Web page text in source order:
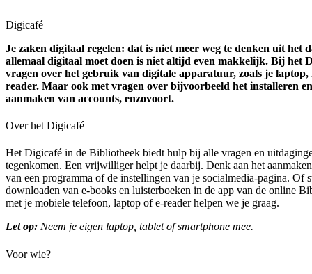
Digicafé
Je zaken digitaal regelen: dat is niet meer weg te denken uit het
allemaal digitaal moet doen is niet altijd even makkelijk. Bij het
vragen over het gebruik van digitale apparatuur, zoals je laptop,
reader. Maar ook met vragen over bijvoorbeeld het installeren
aanmaken van accounts, enzovoort.
Over het Digicafé
Het Digicafé in de Bibliotheek biedt hulp bij alle vragen en
tegenkomen. Een vrijwilliger helpt je daarbij. Denk aan het
van een programma of de instellingen van je socialmedia-pagina. Of
downloaden van e-books en luisterboeken in de app van de online
met je mobiele telefoon, laptop of e-reader helpen we je graag.
Let op: Neem je eigen laptop, tablet of smartphone mee.
Voor wie?